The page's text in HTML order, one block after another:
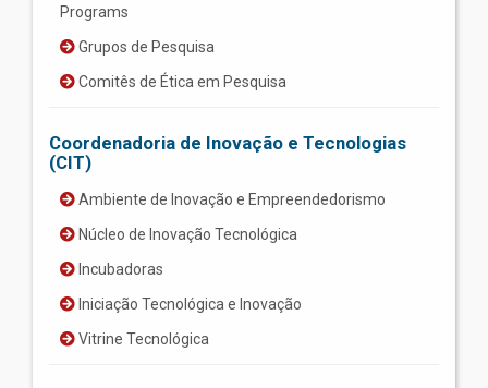
Programs
Grupos de Pesquisa
Comitês de Ética em Pesquisa
Coordenadoria de Inovação e Tecnologias
(CIT)
Ambiente de Inovação e Empreendedorismo
Núcleo de Inovação Tecnológica
Incubadoras
Iniciação Tecnológica e Inovação
Vitrine Tecnológica